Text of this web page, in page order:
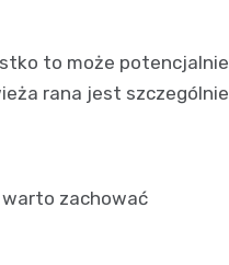
to może potencjalnie
rana jest szczególnie
warto zachować